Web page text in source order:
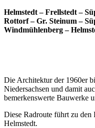
Helmstedt – Frellstedt –
Rottorf – Gr. Steinum –
Windmühlenberg –
Die Architektur der 1960er
Niedersachsen und damit
bemerkenswerte Bauwerke
Diese Radroute führt zu
Helmstedt.